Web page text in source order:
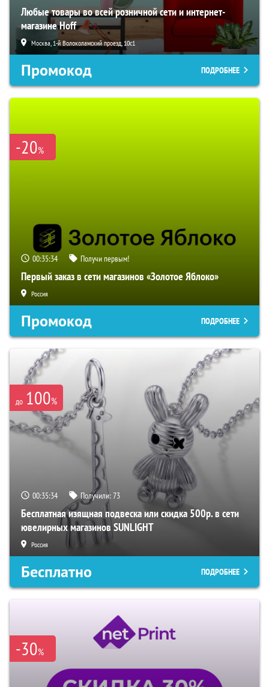
Любые товары во всей розничной сети и интернет-
магазине Hoff
Москва, 1-й Волоколамский проезд, 10с1
Промокод ПОДРОБНЕЕ
-20%
00:35:32 Получи первым!
Первый заказ в сети магазинов «Золотое Яблоко»
Россия
Промокод ПОДРОБНЕЕ
до 100%
00:35:32 Получили:73
Бесплатная изящная подвеска или скидка 500р. в сети
ювелирных магазинов SUNLIGHT
Россия
Бесплатно ПОДРОБНЕЕ
-30%